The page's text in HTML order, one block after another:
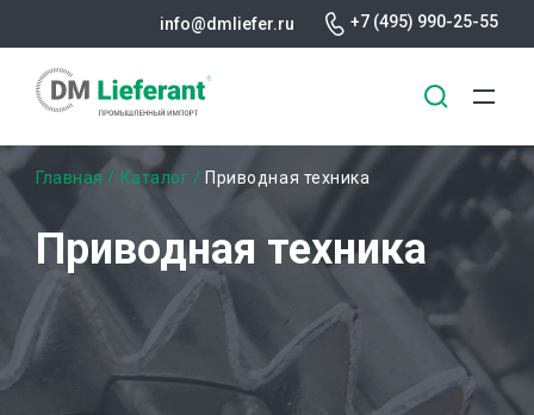
Перейти
основному
содержанию
info@dmliefer.ru +7 (495) 990-25-55
Строка
навигации
Главная Каталог Приводная техника
Приводная техника